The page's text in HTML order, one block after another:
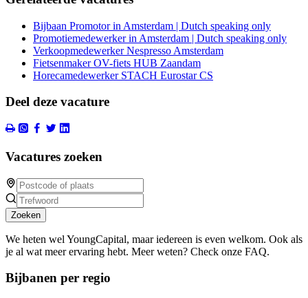
Bijbaan Promotor in Amsterdam | Dutch speaking only
Promotiemedewerker in Amsterdam | Dutch speaking only
Verkoopmedewerker Nespresso Amsterdam
Fietsenmaker OV-fiets HUB Zaandam
Horecamedewerker STACH Eurostar CS
Deel deze vacature
Vacatures zoeken
Zoeken
We heten wel YoungCapital, maar iedereen is even welkom. Ook als
je al wat meer ervaring hebt. Meer weten? Check onze FAQ.
Bijbanen per regio